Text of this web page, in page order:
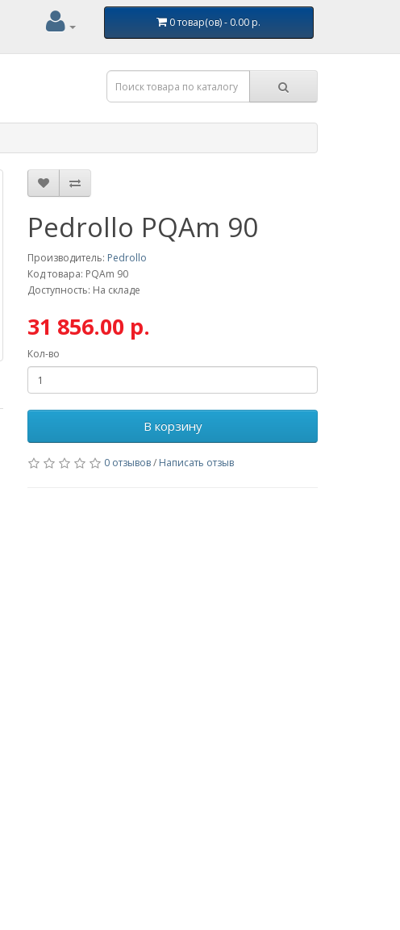
0 товар(ов) - 0.00 р.
Pedrollo PQAm 90
Производитель: Pedrollo
Код товара: PQAm 90
Доступность: На складе
31 856.00 р.
Кол-во
В корзину
0 отзывов/ Написать отзыв